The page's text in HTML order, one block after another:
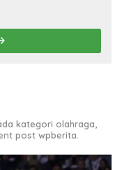
kategori olahraga,
post wpberita.